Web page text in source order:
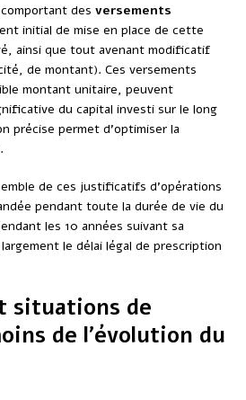
des versements
initial de mise en place de cette
ainsi que tout avenant modificatif
de montant). Ces versements
montant unitaire, peuvent
du capital investi sur le long
précise permet d’optimiser la
de ces justificatifs d’opérations
pendant toute la durée de vie du
les 10 années suivant sa
le délai légal de prescription
situations de
de l’évolution du